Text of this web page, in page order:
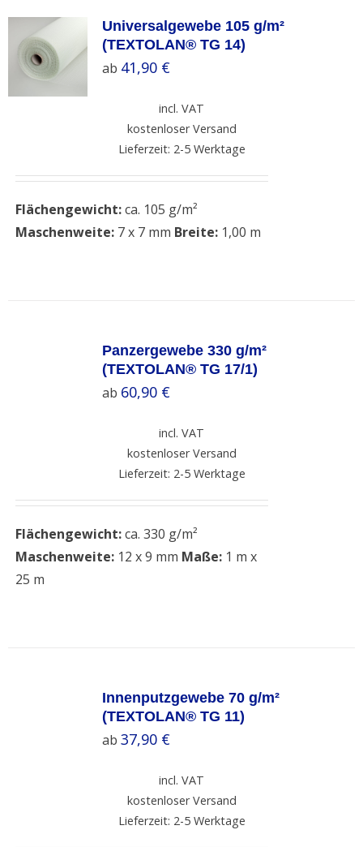
Universalgewebe 105 g/m²
(TEXTOLAN® TG 14)
ab 41,90 €
incl. VAT
kostenloser Versand
Lieferzeit: 2-5 Werktage
Flächengewicht:ca. 105 g/m²
Maschenweite:7 x 7 mm Breite:1,00 m
Panzergewebe 330 g/m²
(TEXTOLAN® TG 17/1)
ab 60,90 €
incl. VAT
kostenloser Versand
Lieferzeit: 2-5 Werktage
Flächengewicht:ca. 330 g/m²
Maschenweite:12 x 9 mm Maße:1 m x
25 m
Innenputzgewebe 70 g/m²
(TEXTOLAN® TG 11)
ab 37,90 €
incl. VAT
kostenloser Versand
Lieferzeit: 2-5 Werktage